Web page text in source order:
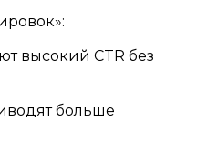
высокий CTR без
больше